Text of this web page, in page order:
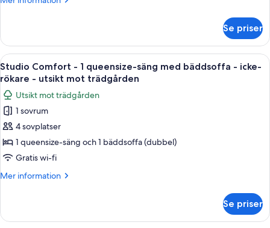
med
bäddsoffa
-
icke-
rökare
Comfort
1
queensize-
med
bäddsoffa
icke-
rökare
Se priser
Öppna
alla
foton
för
Studio
Comfort
-
1
queensize-
bäddsoffa
Ett sovrum med en säng, en gul
9
Studio Comfort - 1 queensize-säng med bäddsoffa - icke-
rökare - utsikt mot trädgården
Utsikt mot trädgården
1 sovrum
4 sovplatser
1 queensize-säng och 1 bäddsoffa (dubbel)
Gratis wi-fi
Mer information
Mer
Comfort
Se priser